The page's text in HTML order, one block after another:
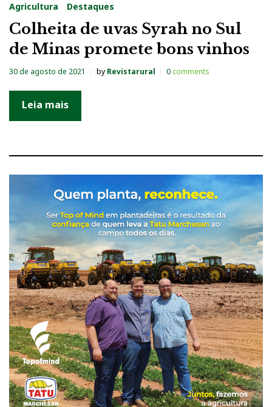
Agricultura Destaques
Colheita de uvas Syrah no Sul
de Minas promete bons vinhos
30 de agosto de 2021 by Revistarural 0comments
Leia mais